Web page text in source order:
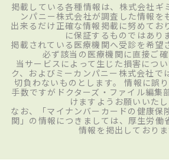
掲載している各種情報は、株式会社ギ
ンパニー株式会社が調査した情報を
出来るだけ正確な情報掲載に努めてお
に保証するものではあり
掲載されている医療機関へ受診を希望
必ず該当の医療機関に直接ご確
当サービスによって生じた損害につ
ク、およびミーカンパニー株式会社で
切負わないものとします。 情報に誤
手数ですがドクターズ・ファイル編集
けますようお願いいたし
なお、「マイナンバーカードの健康保
関」の情報につきましては、厚生労働
情報を掲出しておりま